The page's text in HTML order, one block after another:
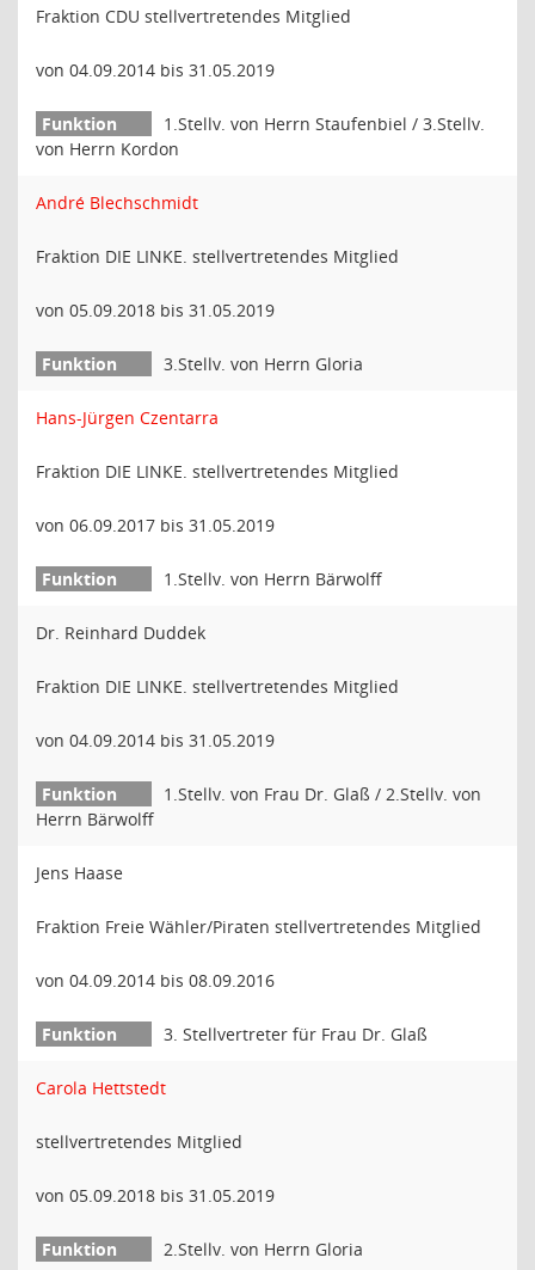
Fraktion CDU stellvertretendes Mitglied
von 04.09.2014 bis 31.05.2019
1.Stellv. von Herrn Staufenbiel / 3.Stellv.
von Herrn Kordon
André Blechschmidt
Fraktion DIE LINKE. stellvertretendes Mitglied
von 05.09.2018 bis 31.05.2019
3.Stellv. von Herrn Gloria
Hans-Jürgen Czentarra
Fraktion DIE LINKE. stellvertretendes Mitglied
von 06.09.2017 bis 31.05.2019
1.Stellv. von Herrn Bärwolff
Dr. Reinhard Duddek
Fraktion DIE LINKE. stellvertretendes Mitglied
von 04.09.2014 bis 31.05.2019
1.Stellv. von Frau Dr. Glaß / 2.Stellv. von
Herrn Bärwolff
Jens Haase
Fraktion Freie Wähler/Piraten stellvertretendes Mitglied
von 04.09.2014 bis 08.09.2016
3. Stellvertreter für Frau Dr. Glaß
Carola Hettstedt
stellvertretendes Mitglied
von 05.09.2018 bis 31.05.2019
2.Stellv. von Herrn Gloria